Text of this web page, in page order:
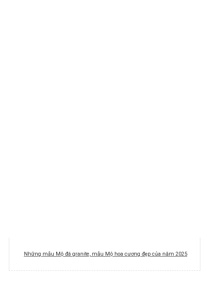
Những mẫu Mộ đá granite, mẫu Mộ hoa cương đẹp của năm 2025